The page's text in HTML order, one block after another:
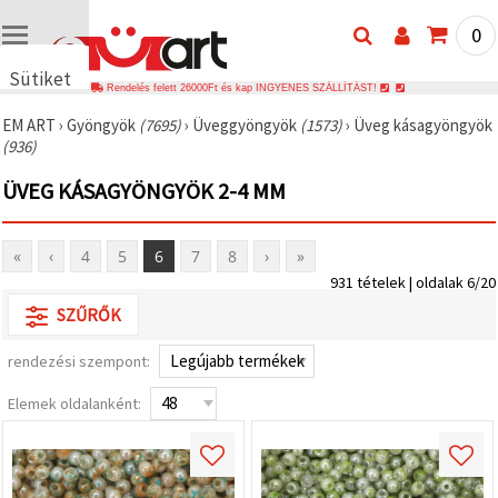
Sütiket
🍪 Cookie-
kat és
technológiákat
használunk
annak
érdekében,
hogy
biztosítsuk
megfelelő
működését,
Ön
élményét,
és az Ön
elemezzük
a
forgalmat,
0
Rendelés felett 26000Ft és kap INGYENES SZÁLLÍTÁST!
EM ART › Gyöngyök (7695)› Üveggyöngyök (1573)› Üveg kásagyöngyök
(936)
ÜVEG KÁSAGYÖNGYÖK 2-4 MM
« ‹ 4 5 6 7 8 › »
931 tételek | oldalak 6/20
SZŰRŐK
rendezési szempont:
Elemek oldalanként: